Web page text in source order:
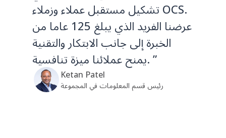
تشكيل مستقبل عملاء وزملاء OCS.
عرضنا الفريد الذي يبلغ 125 عاما من
الخبرة إلى جانب الابتكار والتقنية
يمنح عملائنا ميزة تنافسية. ”
Ketan Patel
رئيس قسم المعلومات في المجموعة